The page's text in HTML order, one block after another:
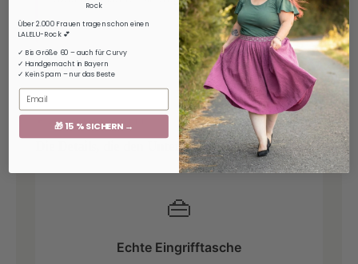
– Verifizierte Käuferin
★ WAS IHN BESONDERS MACHT
Die Details, die den Unterschied machen:
👜
Echte Eingrifftasche
Rock
Über 2.000 Frauen tragen schon einen
LALELU-Rock 💕
✓ Bis Größe 60 – auch für Curvy
✓ Handgemacht in Bayern
✓ Kein Spam – nur das Beste
Email
🎁 15 % SICHERN →